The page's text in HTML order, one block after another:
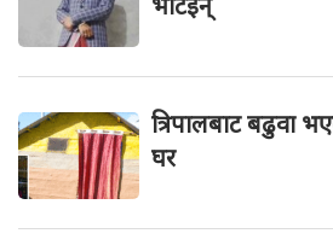
त्रिपालबाट बढुवा
घर